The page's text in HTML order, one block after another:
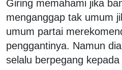
Giring memahami jika
menganggap tak umum
umum partai
penggantinya. Namun
selalu berpegang